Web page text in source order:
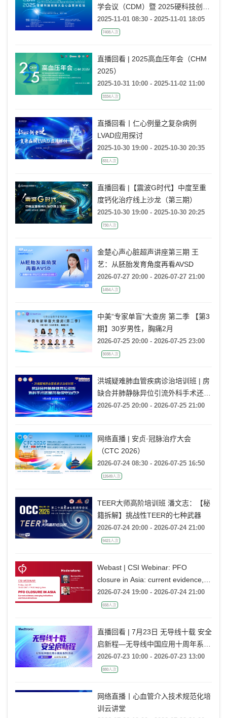
学会议（CDM）暨 2025硬科技创新
大会心血管分论坛
2025-11-01 08:30 - 2025-11-01 18:05
7408人次
直播回看 | 2025高血压年会（CHM
2025）
2025-10-31 10:00 - 2025-11-02 11:00
3334人次
直播回看丨仁心例量之复杂病例
LVAD应用探讨
2025-10-30 19:00 - 2025-10-30 20:35
831人次
直播回看 |【震波G时代】中度至重
度钙化治疗线上沙龙（第三期）
2025-10-30 19:00 - 2025-10-30 20:25
730人次
金楚心声心脏超声讲座第三期 王
艺：从胚胎发育角度再看AVSD
2026-07-27 20:00 - 2026-07-27 21:00
1454人次
中美“专家单盲”大查房 第二季 【第3
期】30岁男性，胸痛2月
2026-07-25 20:00 - 2026-07-25 23:00
3038人次
洪城疑难肺血管疾病诊治培训班 | 房
缺合并肺静脉异位引流外科手术还是
药物保守治疗?
2026-07-25 20:00 - 2026-07-25 21:00
网络直播 | 安贞·冠脉治疗大会
（CTC 2026）
2026-07-24 08:30 - 2026-07-25 16:50
12649人次
TEER大师高阶培训班 潘文志：【秘
籍拆解】挑战性TEER的七种武器
2026-07-24 20:00 - 2026-07-24 21:00
9421人次
Webast | CSI Webinar: PFO
closure in Asia: current evidence,
emerging indications and future
directions
2026-07-24 19:00 - 2026-07-24 21:00
658人次
直播回看 | 7月23日 无导线十载 安全
启新程—无导线中国应用十周年系列
活动
2026-07-23 10:00 - 2026-07-23 13:00
880人次
网络直播丨心血管介入技术规范化培
训云讲堂